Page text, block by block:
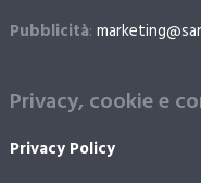
Pubblicità:
Privacy, cookie e
Privacy Policy